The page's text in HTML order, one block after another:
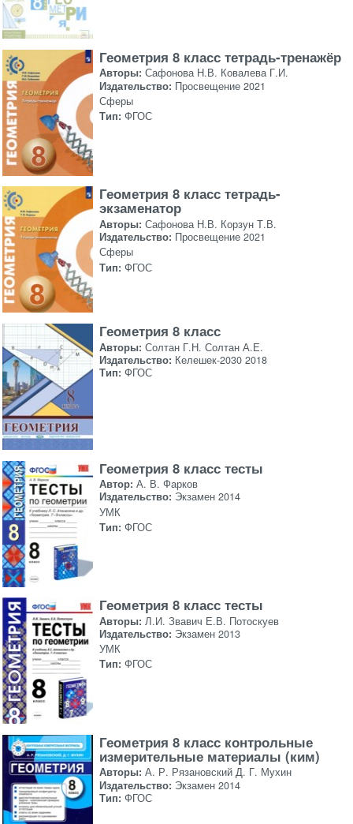
Геометрия 8 класс тетрадь-тренажёр
Авторы: Сафонова Н.В. Ковалева Г.И.
Издательство: Просвещение 2021
Сферы
Тип: ФГОС
Геометрия 8 класс тетрадь-
экзаменатор
Авторы: Сафонова Н.В. Корзун Т.В.
Издательство: Просвещение 2021
Сферы
Тип: ФГОС
Геометрия 8 класс
Авторы: Солтан Г.Н. Солтан А.Е.
Издательство: Келешек-2030 2018
Тип: ФГОС
Геометрия 8 класс тесты
Автор: А. В. Фарков
Издательство: Экзамен 2014
УМК
Тип: ФГОС
Геометрия 8 класс тесты
Авторы: Л.И. Звавич Е.В. Потоскуев
Издательство: Экзамен 2013
УМК
Тип: ФГОС
Геометрия 8 класс контрольные
измерительные материалы (ким)
Авторы: А. Р. Рязановский Д. Г. Мухин
Издательство: Экзамен 2014
Тип: ФГОС